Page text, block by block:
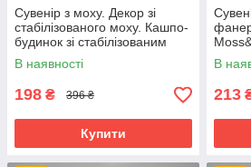
Сувенір з моху. Декор зі
стабілізованого моху. Кашпо-
будинок зі стабілізованим
мохом, бірюзовий.
Корпоративні подарунки.
В наявності
198 ₴ 396 ₴
Купити
В
213